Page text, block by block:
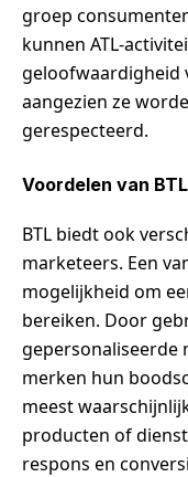
groep
kunnen ATL-
geloofwaardigheid
aangezien ze
gerespecteerd.
Voordelen van BTL
BTL biedt ook
marketeers. Een
mogelijkheid om
bereiken. Door
gepersonaliseerde
merken hun
meest
producten of
respons en